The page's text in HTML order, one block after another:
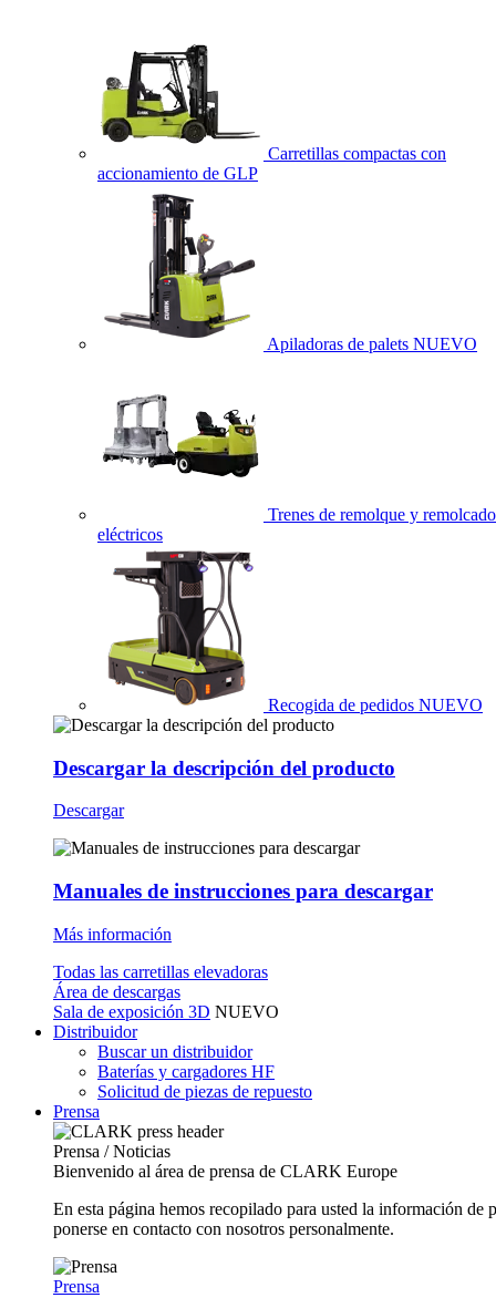
Carretillas compactas con
accionamiento de GLP
Apiladoras de palets NUEVO
Trenes de remolque y
eléctricos
Recogida de pedidos NUEVO
Descargar la descripción del producto
Descargar
Manuales de instrucciones para descargar
Más información
Todas las carretillas elevadoras
Área de descargas
Sala de exposición 3D NUEVO
Distribuidor
Buscar un distribuidor
Baterías y cargadores HF
Solicitud de piezas de repuesto
Prensa
Prensa / Noticias
Bienvenido al área de prensa de CLARK Europe
En esta página hemos recopilado para usted la información
ponerse en contacto con nosotros personalmente.
Prensa